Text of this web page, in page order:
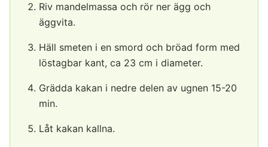
Riv mandelmassa och rör ner ägg och
äggvita.
Häll smeten i en smord och bröad form med
löstagbar kant, ca 23 cm i diameter.
Grädda kakan i nedre delen av ugnen 15-20
min.
Låt kakan kallna.